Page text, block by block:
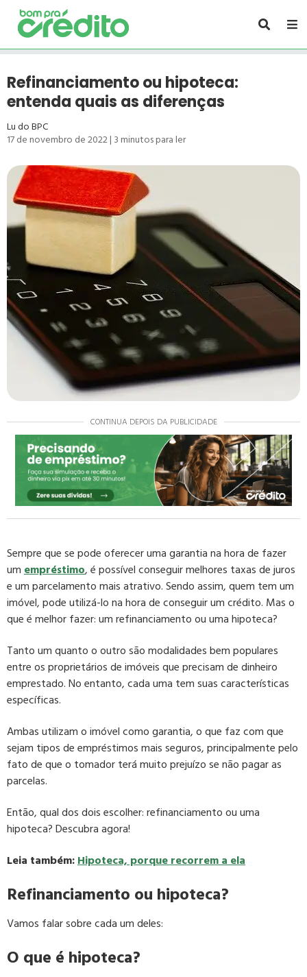
Refinanciamento ou hipoteca:
entenda quais as diferenças
Lu do BPC
17 de novembro de 2022| 3minutos para ler
CONTINUA DEPOIS DA PUBLICIDADE
Sempre que se pode oferecer uma garantia na hora de fazer
umempréstimo, é possível conseguir melhores taxas de juros
e um parcelamento mais atrativo. Sendo assim, quem tem um
imóvel, pode utilizá-lo na hora de conseguir um crédito. Mas o
que é melhor fazer: um refinanciamento ou uma hipoteca?
Tanto um quanto o outro são modalidades bem populares
entre os proprietários de imóveis que precisam de dinheiro
emprestado. No entanto, cada uma tem suas características
específicas.
Ambas utilizam o imóvel como garantia, o que faz com que
sejam tipos de empréstimos mais seguros, principalmente pelo
fato de que o tomador terá muito prejuízo se não pagar as
parcelas.
Então, qual dos dois escolher: refinanciamento ou uma
hipoteca? Descubra agora!
Leia também:Hipoteca, porque recorrem a ela
Refinanciamento ou hipoteca?
Vamos falar sobre cada um deles:
O que é hipoteca?